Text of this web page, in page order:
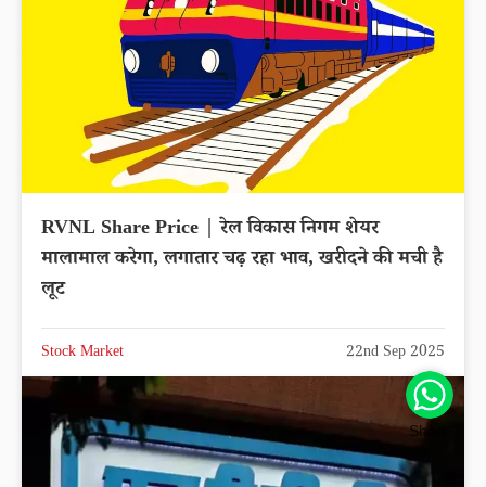
RVNL Share Price | रेल विकास निगम शेयर
मालामाल करेगा, लगातार चढ़ रहा भाव, खरीदने की मची है
लूट
Stock Market 22nd Sep 2025
Share